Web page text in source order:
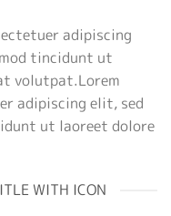
adipiscing
tincidunt ut
volutpat.Lorem
adipiscing elit, sed
ut laoreet dolore
WITH ICON